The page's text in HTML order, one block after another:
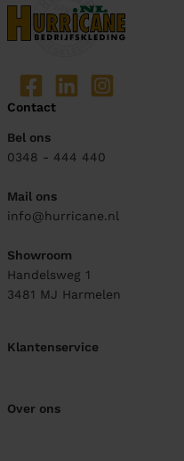
Contact
Bel ons
0348 - 444 440
Mail ons
info@hurricane.nl
Showroom
Handelsweg 1
3481 MJ Harmelen
Klantenservice
Over ons